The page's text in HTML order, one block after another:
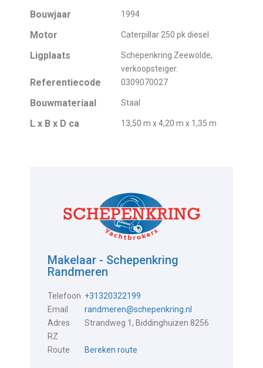
Bouwjaar 1994
Motor Caterpillar 250 pk diesel
Ligplaats
Schepenkring Zeewolde,
verkoopsteiger.
Referentiecode 0309070027
Bouwmateriaal Staal
L x B x D ca 13,50 m x 4,20 m x 1,35 m
Makelaar - Schepenkring
Randmeren
Telefoon +31320322199
Email
randmeren@schepenkring.nl
Adres
Strandweg 1, Biddinghuizen 8256
RZ
Route
Bereken route